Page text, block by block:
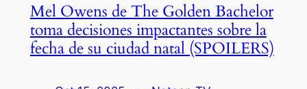
Mel Owens de The Golden Bachelor
toma decisiones impactantes sobre la
fecha de su ciudad natal (SPOILERS)